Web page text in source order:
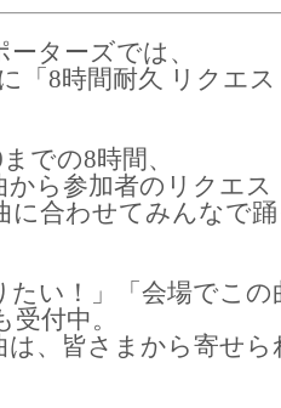
ターズでは、
「8時間耐久 リクエ
での8時間、
から参加者のリクエス
に合わせてみんなで
たい！」「会場でこ
付中。
は、皆さまから寄せ